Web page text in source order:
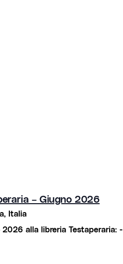
– Giugno 2026
Italia
alla libreria Testaperaria: -